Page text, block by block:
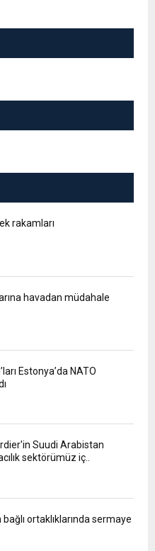
rakamları
havadan müdahale
Estonya’da NATO
Suudi Arabistan
sektörümüz iç..
bağlı ortaklıklarında sermaye